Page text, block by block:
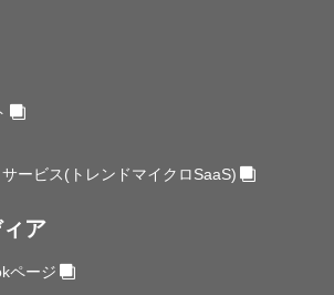
ービス(トレンドマイクロSaaS)
ア
ページ